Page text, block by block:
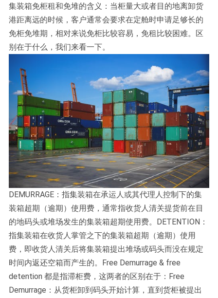
集装箱免柜租和免堆的含义：当柜量大或者目的地离卸货
港距离远的时候，客户通常会要求在定舱时申请足够长的
免柜免堆期，相对来说免柜比较容易，免租比较困难。区
别在于什么，我们来看一下。
DEMURRAGE：指集装箱在承运人或其代理人控制下的集
装箱超期（逾期）使用费，通常指收货人清关提货前在目
的地码头或堆场发生的集装箱超期使用费。DETENTION：
指集装箱在收货人掌管之下的集装箱超期（逾期）使用
费，即收货人清关后将集装箱提出堆场或码头而没在规定
时间内返还空箱而产生的。Free Demurrage & free
detention 都是指滞柜费，这两者的区别在于：Free
Demurrage：从货柜卸到码头开始计算，直到货柜被提出